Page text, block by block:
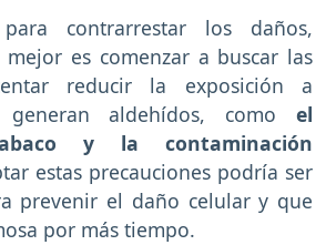
contrarrestar los daños,
es comenzar a buscar las
reducir la exposición a
generan aldehídos, como el
y la contaminación
estas precauciones podría ser
prevenir el daño celular y que
por más tiempo.